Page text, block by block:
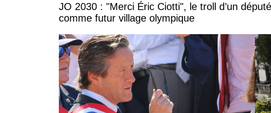
JO 2030 : "Merci Éric Ciotti", le troll d’un
comme futur village olympique